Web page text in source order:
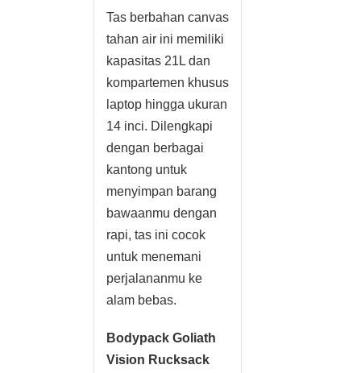
Tas berbahan canvas
tahan air ini memiliki
kapasitas 21L dan
kompartemen khusus
laptop hingga ukuran
14 inci. Dilengkapi
dengan berbagai
kantong untuk
menyimpan barang
bawaanmu dengan
rapi, tas ini cocok
untuk menemani
perjalananmu ke
alam bebas.
Bodypack Goliath
Vision Rucksack